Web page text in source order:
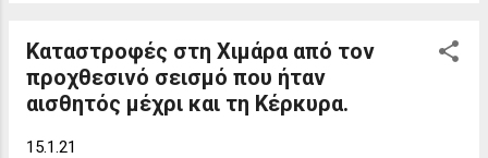
Πανεπιστημίων σε όλο το κόσμο) σε
συνεργασία με το Corkyra HJ-34 Τμήμα
AHEPA Κέρκυρας εγκαταστάθηκε μόνιμα
Καταστροφές στη Χιμάρα από τον
προχθεσινό σεισμό που ήταν
αισθητός μέχρι και τη Κέρκυρα.
15.1.21